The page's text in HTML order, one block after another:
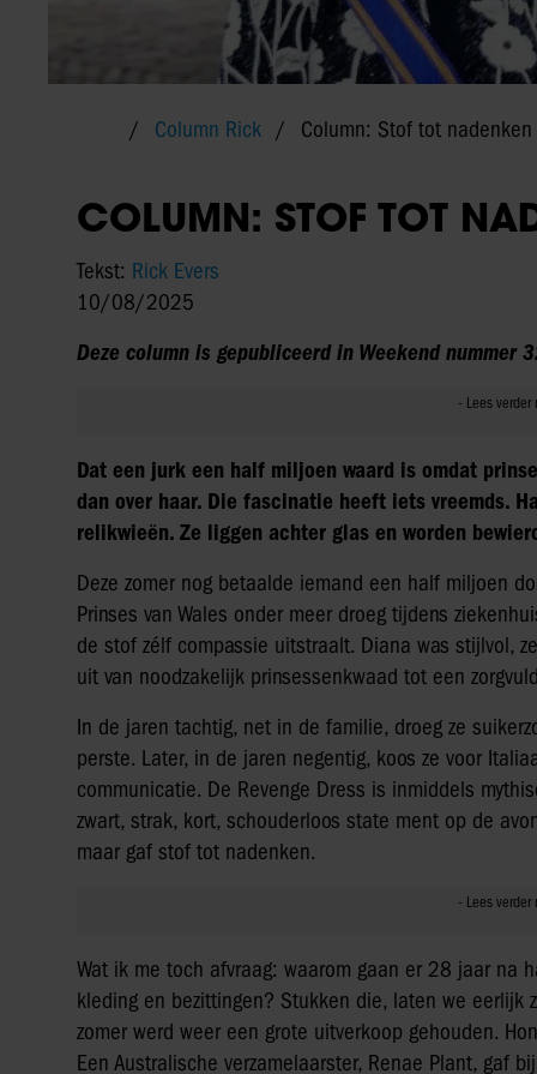
Column Rick Column: Stof tot nadenken
COLUMN: STOF TOT
Tekst: Rick Evers
10/08/2025
Deze column is gepubliceerd in Weekend nummer
Dat een jurk een half miljoen waard is omdat
dan over haar. Die fascinatie heeft iets vreemds.
relikwieën. Ze liggen achter glas en worden
Deze zomer nog betaalde iemand een half miljoen
Prinses van Wales onder meer droeg tijdens
de stof zélf compassie uitstraalt. Diana was stijlvol,
uit van noodzakelijk prinsessenkwaad tot een
In de jaren tachtig, net in de familie, droeg ze
perste. Later, in de jaren negentig, koos ze voor
communicatie. De Revenge Dress is inmiddels
zwart, strak, kort, schouderloos state ment op de
maar gaf stof tot nadenken.
Wat ik me toch afvraag: waarom gaan er 28 jaar na
kleding en bezittingen? Stukken die, laten we eerlijk
zomer werd weer een grote uitverkoop gehouden.
Een Australische verzamelaarster, Renae Plant, gaf